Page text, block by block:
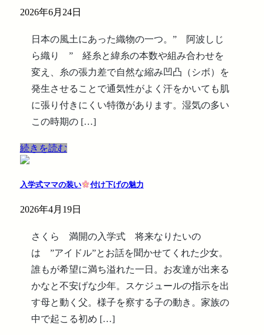
2026年6月24日
日本の風土にあった織物の一つ。” 阿波しじ
ら織り ” 経糸と緯糸の本数や組み合わせを
変え、糸の張力差で自然な縮み凹凸（シボ）を
発生させることで通気性がよく汗をかいても肌
に張り付きにくい特徴があります。湿気の多い
この時期の […]
続きを読む
入学式ママの装い 付け下げの魅力
2026年4月19日
さくら 満開の入学式 将来なりたいの
は ”アイドル”とお話を聞かせてくれた少女。
誰もが希望に満ち溢れた一日。お友達が出来る
かなと不安げな少年。スケジュールの指示を出
す母と動く父。様子を察する子の動き。家族の
中で起こる初め […]